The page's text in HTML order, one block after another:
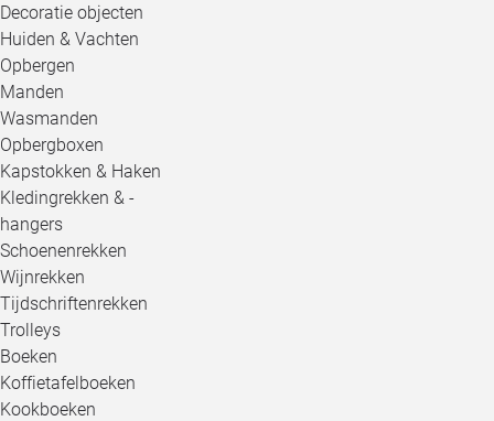
Decoratie objecten
Huiden & Vachten
Opbergen
Manden
Wasmanden
Opbergboxen
Kapstokken & Haken
Kledingrekken & -
hangers
Schoenenrekken
Wijnrekken
Tijdschriftenrekken
Trolleys
Boeken
Koffietafelboeken
Kookboeken